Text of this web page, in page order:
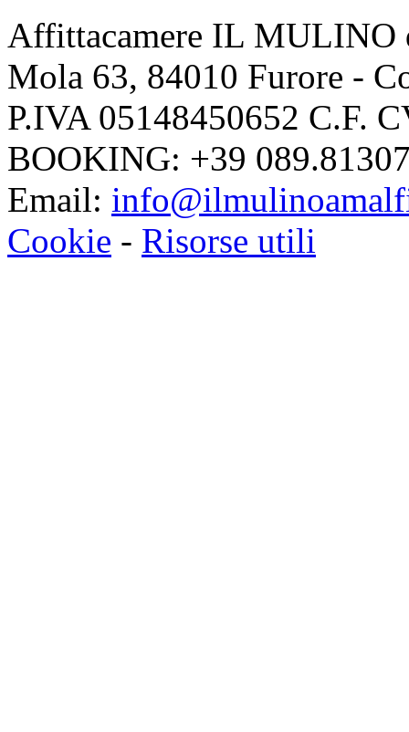
Affittacamere IL MULINO
Mola 63, 84010 Furore -
P.IVA 05148450652 C.F.
BOOKING: +39
Email:
Cookie - Risorse utili